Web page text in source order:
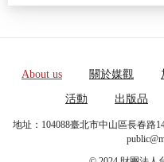
About us 關於媒觀
活動 出版品
地址：104088臺北市中山區長春路